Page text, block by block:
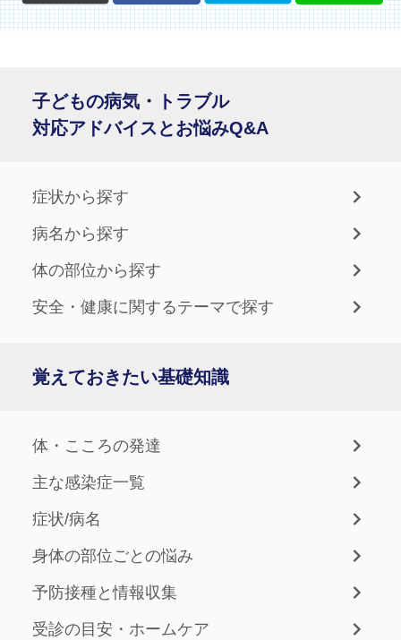
子どもの病気・トラブル
対応アドバイスとお悩みQ&A
症状から探す
病名から探す
体の部位から探す
安全・健康に関するテーマで探す
覚えておきたい基礎知識
体・こころの発達
主な感染症一覧
症状/病名
身体の部位ごとの悩み
予防接種と情報収集
受診の目安・ホームケア